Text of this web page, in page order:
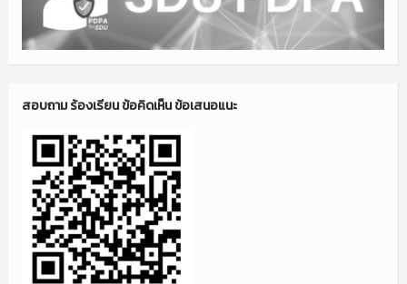
สอบถาม ร้องเรียน ข้อคิดเห็น ข้อเสนอแนะ